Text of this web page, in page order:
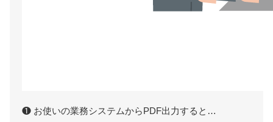
❶ お使いの業務システムからPDF出力すると…